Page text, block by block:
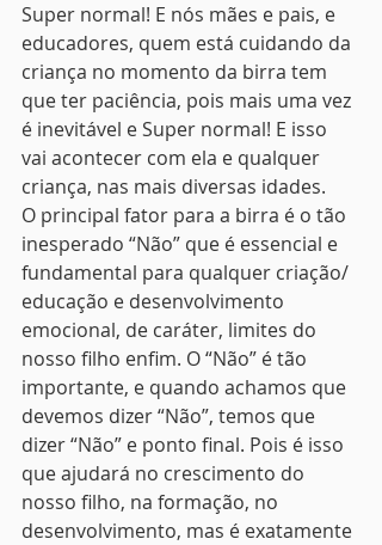
Super normal! E nós mães e pais, e
educadores, quem está cuidando da
criança no momento da birra tem
que ter paciência, pois mais uma vez
é inevitável e Super normal! E isso
vai acontecer com ela e qualquer
criança, nas mais diversas idades.
O principal fator para a birra é o tão
inesperado “Não” que é essencial e
fundamental para qualquer criação/
educação e desenvolvimento
emocional, de caráter, limites do
nosso filho enfim. O “Não” é tão
importante, e quando achamos que
devemos dizer “Não”, temos que
dizer “Não” e ponto final. Pois é isso
que ajudará no crescimento do
nosso filho, na formação, no
desenvolvimento, mas é exatamente